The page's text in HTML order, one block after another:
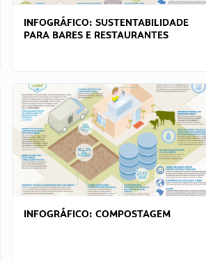
INFOGRÁFICO: SUSTENTABILIDADE
PARA BARES E RESTAURANTES
INFOGRÁFICO: COMPOSTAGEM